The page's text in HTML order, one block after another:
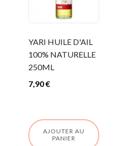
YARI HUILE D'AIL
100% NATURELLE
250ML
7,90€
AJOUTER AU
PANIER